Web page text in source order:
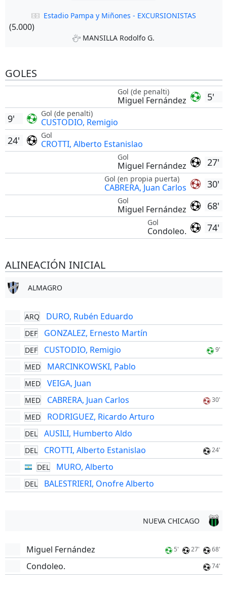
Estadio Pampa y Miñones - EXCURSIONISTAS
(5.000)
MANSILLA Rodolfo G.
GOLES
5'
Gol (de penalti)
Miguel Fernández
Gol (de penalti)
CUSTODIO, Remigio
9'
Gol
CROTTI, Alberto Estanislao
24'
27'
Gol
Miguel Fernández
30'
Gol (en propia puerta)
CABRERA, Juan Carlos
68'
Gol
Miguel Fernández
74'
Gol
Condoleo.
ALINEACIÓN INICIAL
ALMAGRO
ARQ DURO, Rubén Eduardo
DEF GONZALEZ, Ernesto Martín
DEF CUSTODIO, Remigio 9'
MED MARCINKOWSKI, Pablo
MED VEIGA, Juan
MED CABRERA, Juan Carlos 30'
MED RODRIGUEZ, Ricardo Arturo
DEL AUSILI, Humberto Aldo
DEL CROTTI, Alberto Estanislao 24'
DEL MURO, Alberto
DEL BALESTRIERI, Onofre Alberto
NUEVA CHICAGO
Miguel Fernández 5' 27' 68'
Condoleo. 74'